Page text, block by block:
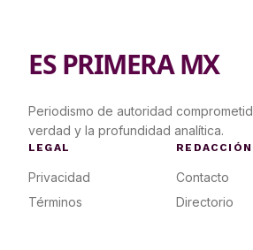
ES PRIMERA MX
Periodismo de autoridad
verdad y la profundidad analítica.
LEGAL
Privacidad
Términos
REDACCIÓN
Contacto
Directorio